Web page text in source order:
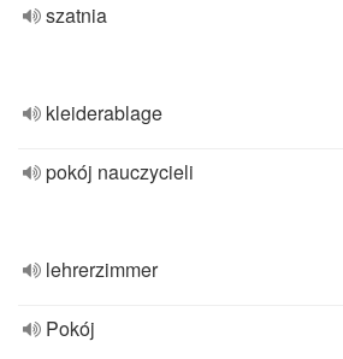
szatnia
kleiderablage
pokój nauczycieli
lehrerzimmer
Pokój